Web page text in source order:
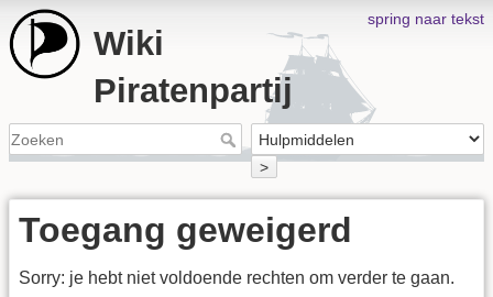
spring naar tekst
Wiki
Piratenpartij
>
Toegang geweigerd
Sorry: je hebt niet voldoende rechten om verder te gaan.